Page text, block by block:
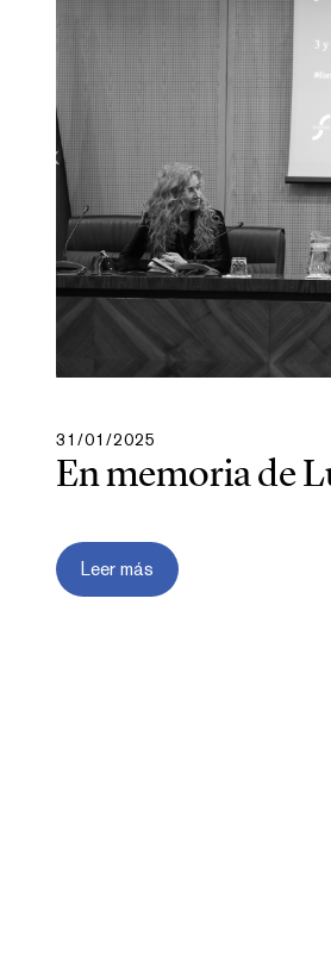
31/01/2025
En memoria de
Leer más